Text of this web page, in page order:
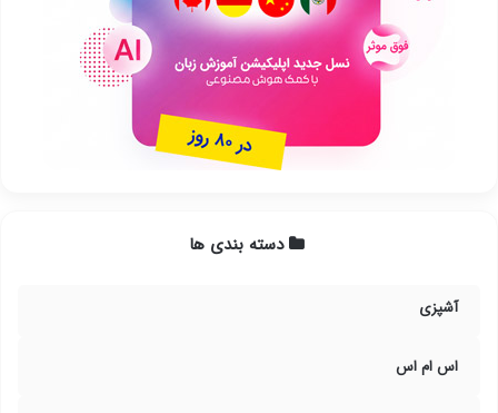
دسته بندی ها
آشپزی
اس ام اس